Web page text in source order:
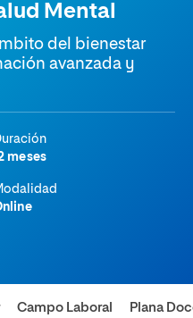
Mental
del bienestar
avanzada y
meses
Campo Laboral Plana